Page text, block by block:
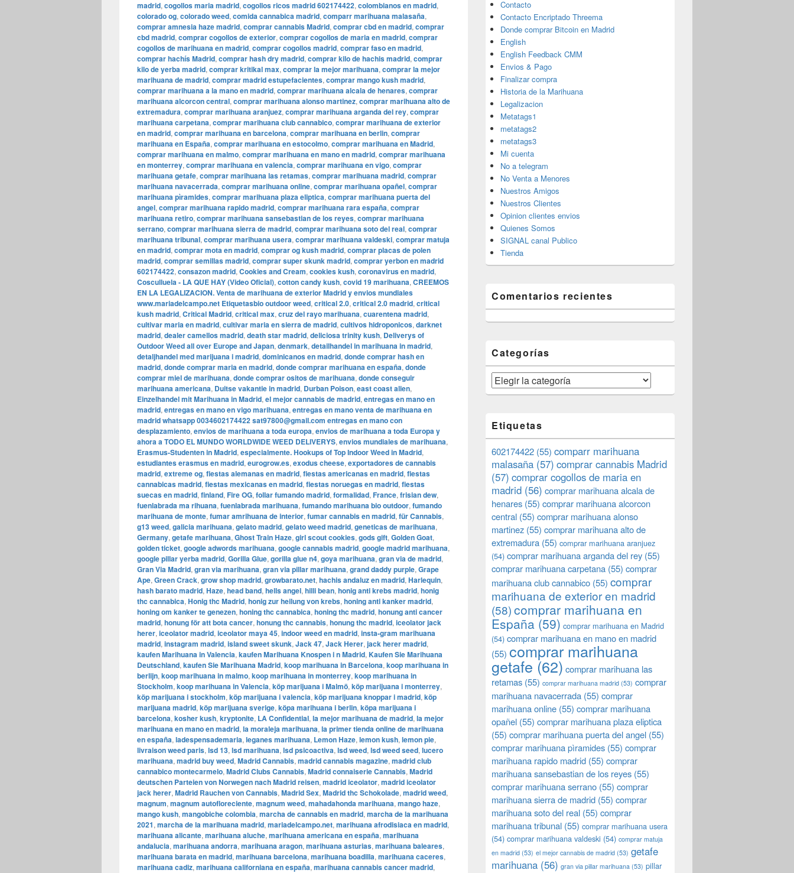
madrid, cogollos maria madrid, cogollos ricos madrid 602174422, colombianos en madrid,
colorado og, colorado weed, comida cannabica madrid, comparr marihuana malasaña,
comprar amnesia haze madrid, comprar cannabis Madrid, comprar cbd en madrid, comprar
cbd madrid, comprar cogollos de exterior, comprar cogollos de maria en madrid, comprar
cogollos de marihuana en madrid, comprar cogollos madrid, comprar faso en madrid,
comprar hachís Madrid, comprar hash dry madrid, comprar kilo de hachis madrid, comprar
kilo de yerba madrid, comprar kritikal max, comprar la mejor marihuana, comprar la mejor
marihuana de madrid, comprar madrid estupefacientes, comprar mango kush madrid,
comprar marihuana a la mano en madrid, comprar marihuana alcala de henares, comprar
marihuana alcorcon central, comprar marihuana alonso martinez, comprar marihuana alto de
extremadura, comprar marihuana aranjuez, comprar marihuana arganda del rey, comprar
marihuana carpetana, comprar marihuana club cannabico, comprar marihuana de exterior
en madrid, comprar marihuana en barcelona, comprar marihuana en berlin, comprar
marihuana en España, comprar marihuana en estocolmo, comprar marihuana en Madrid,
comprar marihuana en malmo, comprar marihuana en mano en madrid, comprar marihuana
en monterrey, comprar marihuana en valencia, comprar marihuana en vigo, comprar
marihuana getafe, comprar marihuana las retamas, comprar marihuana madrid, comprar
marihuana navacerrada, comprar marihuana online, comprar marihuana opañel, comprar
marihuana pìramides, comprar marihuana plaza eliptica, comprar marihuana puerta del
angel, comprar marihuana rapido madrid, comprar marihuana rara españa, comprar
marihuana retiro, comprar marihuana sansebastian de los reyes, comprar marihuana
serrano, comprar marihuana sierra de madrid, comprar marihuana soto del real, comprar
marihuana tribunal, comprar marihuana usera, comprar marihuana valdeski, comprar matuja
en madrid, comprar mota en madrid, comprar og kush madrid, comprar placas de polen
madrid, comprar semillas madrid, comprar super skunk madrid, comprar yerbon en madrid
602174422, consazon madrid, Cookies and Cream, cookies kush, coronavirus en madrid,
Cosculluela - LA QUE HAY (Video Oficial), cotton candy kush, covid 19 marihuana, CREEMOS
EN LA LEGALIZACION. Venta de marihuana de exterior Madrid y envios mundiales
www.mariadelcampo.net Etiquetasbio outdoor weed, critical 2.0, critical 2.0 madrid, critical
kush madrid, Critical Madrid, critical max, cruz del rayo marihuana, cuarentena madrid,
cultivar maria en madrid, cultivar maria en sierra de madrid, cultivos hidroponicos, darknet
madrid, dealer camellos madrid, death star madrid, deliciosa trinity kush, Deliverys of
Outdoor Weed all over Europe and Japan, denmark, detailhandel in marihuana in madrid,
detaljhandel med marijuana i madrid, dominicanos en madrid, donde comprar hash en
madrid, donde comprar maria en madrid, donde comprar marihuana en españa, donde
comprar miel de marihuana, donde comprar ositos de marihuana, donde conseguir
marihuana americana, Duitse vakantie in madrid, Durban Poison, east coast alien,
Einzelhandel mit Marihuana in Madrid, el mejor cannabis de madrid, entregas en mano en
madrid, entregas en mano en vigo marihuana, entregas en mano venta de marihuana en
madrid whatsapp 0034602174422 sat97800@gmail.com entregas en mano con
desplazamiento, envios de marihuana a toda europa, envios de marihuana a toda Europa y
ahora a TODO EL MUNDO WORLDWIDE WEED DELIVERYS, envios mundiales de marihuana,
Erasmus-Studenten in Madrid, especialmente. Hookups of Top Indoor Weed in Madrid,
estudiantes erasmus en madrid, eurogrow.es, exodus cheese, exportadores de cannabis
madrid, extreme og, fiestas alemanas en madrid, fiestas americanas en madrid, fiestas
cannabicas madrid, fiestas mexicanas en madrid, fiestas noruegas en madrid, fiestas
suecas en madrid, finland, Fire OG, follar fumando madrid, formalidad, France, frisian dew,
fuenlabrada ma rihuana, fuenlabrada marihuana, fumando marihuana bio outdoor, fumando
marihuana de monte, fumar amrihuana de interior, fumar cannabis en madrid, für Cannabis,
g13 weed, galicia marihuana, gelato madrid, gelato weed madrid, geneticas de marihuana,
Germany, getafe marihuana, Ghost Train Haze, girl scout cookies, gods gift, Golden Goat,
golden ticket, google adwords marihuana, google cannabis madrid, google madrid marihuana,
google pillar yerba madrid, Gorilla Glue, gorilla glue n4, goya marihuana, gran via de madrid,
Gran Via Madrid, gran via marihuana, gran via pillar marihuana, grand daddy purple, Grape
Ape, Green Crack, grow shop madrid, growbarato.net, hachis andaluz en madrid, Harlequin,
hash barato madrid, Haze, head band, hells angel, hilli bean, honig anti krebs madrid, honig
thc cannabica, Honig thc Madrid, honig zur heilung von krebs, honing anti kanker madrid,
honing om kanker te genezen, honing thc cannabica, honing thc madrid, honung anti cancer
madrid, honung för att bota cancer, honung thc cannabis, honung thc madrid, iceolator jack
herer, iceolator madrid, iceolator maya 45, indoor weed en madrid, insta-gram marihuana
madrid, instagram madrid, island sweet skunk, Jack 47, Jack Herer, jack herer madrid,
kaufen Marihuana in Valencia, kaufen Marihuana Knospen i n Madrid, Kaufen Sie Marihuana
Deutschland, kaufen Sie Marihuana Madrid, koop marihuana in Barcelona, koop marihuana in
berlijn, koop marihuana in malmo, koop marihuana in monterrey, koop marihuana in
Stockholm, ​​koop marihuana in Valencia, köp marijuana i Malmö, köp marijuana i monterrey,
köp marijuana i stockholm, ​​köp marijuana i valencia, köp marijuana knoppar i madrid, köp
marijuana madrid, köp marijuana sverige, köpa marihuana i berlin, köpa marijuana i
barcelona, kosher kush, kryptonite, LA Confidential, la mejor marihuana de madrid, la mejor
marihuana en mano en madrid, la moraleja marihuana, la primer tienda online de marihuana
en españa, ladespensademaria, leganes marihuana, Lemon Haze, lemon kush, lemon pie,
livraison weed paris, lsd 13, lsd marihuana, lsd psicoactiva, lsd weed, lsd weed seed, lucero
marihuana, madrid buy weed, Madrid Cannabis, madrid cannabis magazine, madrid club
cannabico montecarmelo, Madrid Clubs Cannabis, Madrid connaiserie Cannabis, Madrid
deutschen Parteien von Norwegen nach Madrid reisen, madrid iceolator, madrid iceolator
jack herer, Madrid Rauchen von Cannabis, Madrid Sex, Madrid thc Schokolade, madrid weed,
magnum, magnum autofloreciente, magnum weed, mahadahonda marihuana, mango haze,
mango kush, mangobiche colombia, marcha de cannabis en madrid, marcha de la marihuana
2021, marcha de la marihuana madrid, mariadelcampo.net, marihuana afrodisiaca en madrid,
marihuana alicante, marihuana aluche, marihuana americana en españa, marihuana
andalucia, marihuana andorra, marihuana aragon, marihuana asturias, marihuana baleares,
marihuana barata en madrid, marihuana barcelona, marihuana boadilla, marihuana caceres,
marihuana cadiz, marihuana californiana en españa, marihuana cannabis cancer madrid,
Contacto
Contacto Encriptado Threema
Donde comprar Bitcoin en Madrid
English
English Feedback CMM
Envios & Pago
Finalizar compra
Historia de la Marihuana
Legalizacion
Metatags1
metatags2
metatags3
Mi cuenta
No a telegram
No Venta a Menores
Nuestros Amigos
Nuestros Clientes
Opinion clientes envios
Quienes Somos
SIGNAL canal Publico
Tienda
Comentarios recientes
Categorías
Categorías
Etiquetas
602174422 (55) comparr marihuana
malasaña (57) comprar cannabis Madrid
(57) comprar cogollos de maria en
madrid (56) comprar marihuana alcala de
henares (55) comprar marihuana alcorcon
central (55) comprar marihuana alonso
martinez (55) comprar marihuana alto de
extremadura (55) comprar marihuana aranjuez
(54) comprar marihuana arganda del rey (55)
comprar marihuana carpetana (55) comprar
marihuana club cannabico (55) comprar
marihuana de exterior en madrid
(58)comprar marihuana en
España (59) comprar marihuana en Madrid
(54) comprar marihuana en mano en madrid
(55) comprar marihuana
getafe (62) comprar marihuana las
retamas (55) comprar marihuana madrid (53) comprar
marihuana navacerrada (55) comprar
marihuana online (55) comprar marihuana
opañel (55) comprar marihuana plaza eliptica
(55) comprar marihuana puerta del angel (55)
comprar marihuana pìramides (55) comprar
marihuana rapido madrid (55) comprar
marihuana sansebastian de los reyes (55)
comprar marihuana serrano (55) comprar
marihuana sierra de madrid (55) comprar
marihuana soto del real (55) comprar
marihuana tribunal (55) comprar marihuana usera
(54) comprar marihuana valdeski (54) comprar matuja
en madrid (53) el mejor cannabis de madrid (53) getafe
marihuana (56) gran via pillar marihuana (53) pillar